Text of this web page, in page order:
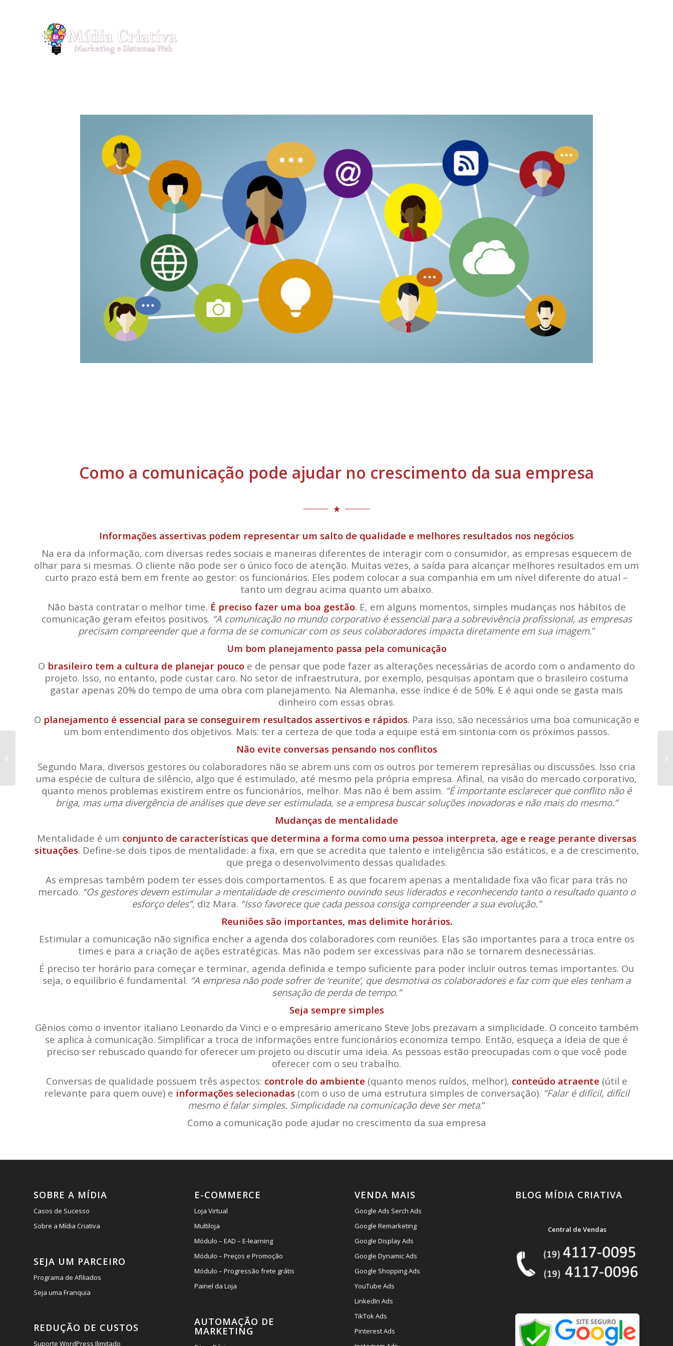
Como a comunicação pode ajudar no crescimento da sua empresa
Informações assertivas podem representar um salto de qualidade e melhores resultados nos negócios
Na era da informação, com diversas redes sociais e maneiras diferentes de interagir com o consumidor, as empresas esquecem de
olhar para si mesmas. O cliente não pode ser o único foco de atenção. Muitas vezes, a saída para alcançar melhores resultados em um
curto prazo está bem em frente ao gestor: os funcionários. Eles podem colocar a sua companhia em um nível diferente do atual –
tanto um degrau acima quanto um abaixo.
Não basta contratar o melhor time. É preciso fazer uma boa gestão. E, em alguns momentos, simples mudanças nos hábitos de
comunicação geram efeitos positivos. “A comunicação no mundo corporativo é essencial para a sobrevivência profissional, as empresas
precisam compreender que a forma de se comunicar com os seus colaboradores impacta diretamente em sua imagem.”
Um bom planejamento passa pela comunicação
O brasileiro tem a cultura de planejar pouco e de pensar que pode fazer as alterações necessárias de acordo com o andamento do
projeto. Isso, no entanto, pode custar caro. No setor de infraestrutura, por exemplo, pesquisas apontam que o brasileiro costuma
gastar apenas 20% do tempo de uma obra com planejamento. Na Alemanha, esse índice é de 50%. E é aqui onde se gasta mais
dinheiro com essas obras.
O planejamento é essencial para se conseguirem resultados assertivos e rápidos. Para isso, são necessários uma boa comunicação e
um bom entendimento dos objetivos. Mais: ter a certeza de que toda a equipe está em sintonia com os próximos passos.
Não evite conversas pensando nos conflitos
Segundo Mara, diversos gestores ou colaboradores não se abrem uns com os outros por temerem represálias ou discussões. Isso cria
uma espécie de cultura de silêncio, algo que é estimulado, até mesmo pela própria empresa. Afinal, na visão do mercado corporativo,
quanto menos problemas existirem entre os funcionários, melhor. Mas não é bem assim. “É importante esclarecer que conflito não é
briga, mas uma divergência de análises que deve ser estimulada, se a empresa buscar soluções inovadoras e não mais do mesmo.”
Mudanças de mentalidade
Mentalidade é um conjunto de características que determina a forma como uma pessoa interpreta, age e reage perante diversas
situações. Define-se dois tipos de mentalidade: a fixa, em que se acredita que talento e inteligência são estáticos, e a de crescimento,
que prega o desenvolvimento dessas qualidades.
As empresas também podem ter esses dois comportamentos. E as que focarem apenas a mentalidade fixa vão ficar para trás no
mercado. “Os gestores devem estimular a mentalidade de crescimento ouvindo seus liderados e reconhecendo tanto o resultado quanto o
esforço deles”, diz Mara. “Isso favorece que cada pessoa consiga compreender a sua evolução.”
Reuniões são importantes, mas delimite horários.
Estimular a comunicação não significa encher a agenda dos colaboradores com reuniões. Elas são importantes para a troca entre os
times e para a criação de ações estratégicas. Mas não podem ser excessivas para não se tornarem desnecessárias.
É preciso ter horário para começar e terminar, agenda definida e tempo suficiente para poder incluir outros temas importantes. Ou
seja, o equilíbrio é fundamental. “A empresa não pode sofrer de ‘reunite’, que desmotiva os colaboradores e faz com que eles tenham a
sensação de perda de tempo.”
Seja sempre simples
Gênios como o inventor italiano Leonardo da Vinci e o empresário americano Steve Jobs prezavam a simplicidade. O conceito também
se aplica à comunicação. Simplificar a troca de informações entre funcionários economiza tempo. Então, esqueça a ideia de que é
preciso ser rebuscado quando for oferecer um projeto ou discutir uma ideia. As pessoas estão preocupadas com o que você pode
oferecer com o seu trabalho.
Conversas de qualidade possuem três aspectos: controle do ambiente (quanto menos ruídos, melhor), conteúdo atraente (útil e
relevante para quem ouve) e informações selecionadas (com o uso de uma estrutura simples de conversação). “Falar é difícil, difícil
mesmo é falar simples. Simplicidade na comunicação deve ser meta.”
Como a comunicação pode ajudar no crescimento da sua empresa
SOBRE A MÍDIA
Casos de Sucesso
Sobre a Mídia Criativa
SEJA UM PARCEIRO
Programa de Afiliados
Seja uma Franquia
REDUÇÃO DE CUSTOS
Suporte WordPress Ilimitado
E-COMMERCE
Loja Virtual
Multiloja
Módulo – EAD – E-learning
Módulo – Preços e Promoção
Módulo – Progressão frete grátis
Painel da Loja
AUTOMAÇÃO DE
MARKETING
VENDA MAIS
Google Ads Serch Ads
Google Remarketing
Google Display Ads
Google Dynamic Ads
Google Shopping Ads
YouTube Ads
LinkedIn Ads
TikTok Ads
Pinterest Ads
BLOG MÍDIA CRIATIVA
Central de Vendas